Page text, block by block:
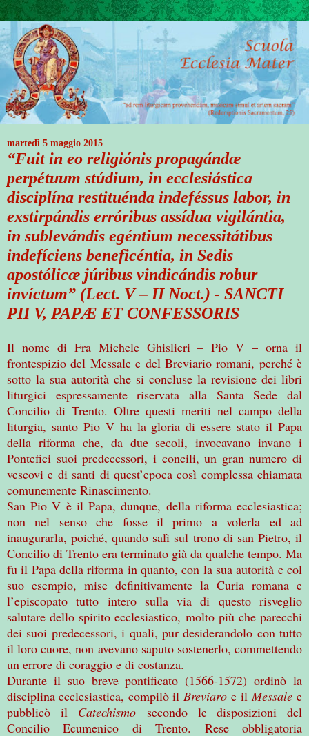
martedì 5 maggio 2015
“Fuit in eo religiónis propagándæ
perpétuum stúdium, in ecclesiástica
disciplína restituénda indeféssus labor, in
exstirpándis erróribus assídua vigilántia,
in sublevándis egéntium necessitátibus
indefíciens beneficéntia, in Sedis
apostólicæ júribus vindicándis robur
invíctum” (Lect. V – II Noct.) - SANCTI
PII V, PAPÆ ET CONFESSORIS
Il nome di Fra Michele Ghislieri – Pio V – orna il
frontespizio del Messale e del Breviario romani, perché è
sotto la sua autorità che si concluse la revisione dei libri
liturgici espressamente riservata alla Santa Sede dal
Concilio di Trento. Oltre questi meriti nel campo della
liturgia, santo Pio V ha la gloria di essere stato il Papa
della riforma che, da due secoli, invocavano invano i
Pontefici suoi predecessori, i concili, un gran numero di
vescovi e di santi di quest’epoca così complessa chiamata
comunemente Rinascimento.
San Pio V è il Papa, dunque, della riforma ecclesiastica;
non nel senso che fosse il primo a volerla ed ad
inaugurarla, poiché, quando salì sul trono di san Pietro, il
Concilio di Trento era terminato già da qualche tempo. Ma
fu il Papa della riforma in quanto, con la sua autorità e col
suo esempio, mise definitivamente la Curia romana e
l’episcopato tutto intero sulla via di questo risveglio
salutare dello spirito ecclesiastico, molto più che parecchi
dei suoi predecessori, i quali, pur desiderandolo con tutto
il loro cuore, non avevano saputo sostenerlo, commettendo
un errore di coraggio e di costanza.
Durante il suo breve pontificato (1566-1572) ordinò la
disciplina ecclesiastica, compilò il Breviaro e ilMessalee
pubblicò il Catechismo secondo le disposizioni del
Concilio Ecumenico di Trento. Rese obbligatoria